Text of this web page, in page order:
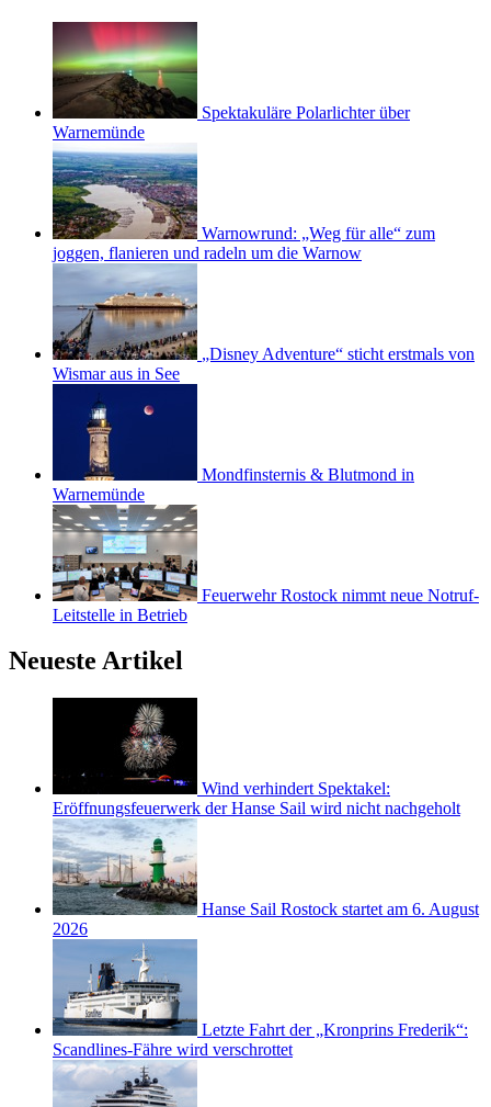
Spektakuläre Polarlichter über
Warnemünde
Warnowrund: „Weg für alle“ zum
joggen, flanieren und radeln um die Warnow
„Disney Adventure“ sticht erstmals von
Wismar aus in See
Mondfinsternis & Blutmond in
Warnemünde
Feuerwehr Rostock nimmt neue Notruf-
Leitstelle in Betrieb
Neueste Artikel
Wind verhindert Spektakel:
Eröffnungsfeuerwerk der Hanse Sail wird nicht nachgeholt
Hanse Sail Rostock startet am 6. August
2026
Letzte Fahrt der „Kronprins Frederik“:
Scandlines-Fähre wird verschrottet